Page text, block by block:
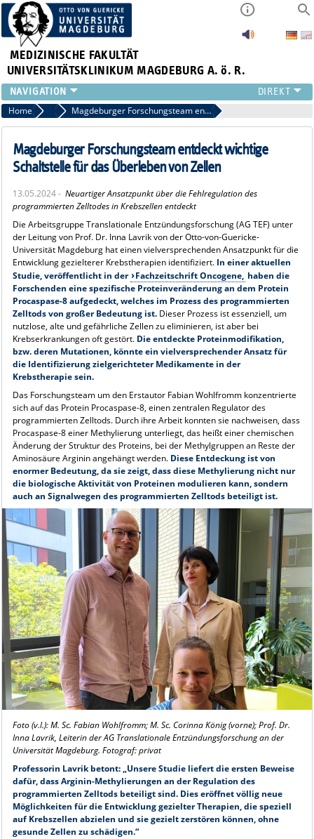
MEDIZINISCHE FAKULTÄT
UNIVERSITÄTSKLINIKUM MAGDEBURG A. ö. R.
INSTITUTE
KLINIKEN
ZENTRALE EINRICHTUNGEN
FORSCHUNG
ÜBER UNS
INTERNATIONAL
INTRANET
Home Archiv 2024 News Magdeburger Forschungsteam entdeckt wichtige Schaltstelle für das Überleben von Zellen
Magdeburger Forschungsteam entdeckt wichtige
Schaltstelle für das Überleben von Zellen
13.05.2024 - Neuartiger Ansatzpunkt über die Fehlregulation des
programmierten Zelltodes in Krebszellen entdeckt
Die Arbeitsgruppe Translationale Entzündungsforschung (AG TEF) unter
der Leitung von Prof. Dr. Inna Lavrik von der Otto-von-Guericke-
Universität Magdeburg hat einen vielversprechenden Ansatzpunkt für die
Entwicklung gezielterer Krebstherapien identifiziert. In einer aktuellen
Studie, veröffentlicht in der Fachzeitschrift Oncogene, haben die
Forschenden eine spezifische Proteinveränderung an dem Protein
Procaspase-8 aufgedeckt, welches im Prozess des programmierten
Zelltods von großer Bedeutung ist.Dieser Prozess ist essenziell, um
nutzlose, alte und gefährliche Zellen zu eliminieren, ist aber bei
Krebserkrankungen oft gestört. Die entdeckte Proteinmodifikation,
bzw. deren Mutationen, könnte ein vielversprechender Ansatz für
die Identifizierung zielgerichteter Medikamente in der
Krebstherapie sein.
Das Forschungsteam um den Erstautor Fabian Wohlfromm konzentrierte
sich auf das Protein Procaspase-8, einen zentralen Regulator des
programmierten Zelltods. Durch ihre Arbeit konnten sie nachweisen, dass
Procaspase-8 einer Methylierung unterliegt, das heißt einer chemischen
Änderung der Struktur des Proteins, bei der Methylgruppen an Reste der
Aminosäure Arginin angehängt werden. Diese Entdeckung ist von
enormer Bedeutung, da sie zeigt, dass diese Methylierung nicht nur
die biologische Aktivität von Proteinen modulieren kann, sondern
auch an Signalwegen des programmierten Zelltods beteiligt ist.
Foto (v.l.): M. Sc. Fabian Wohlfromm; M. Sc. Corinna König (vorne); Prof. Dr.
Inna Lavrik, Leiterin der AG Translationale Entzündungsforschung an der
Universität Magdeburg. Fotograf: privat
Professorin Lavrik betont: „Unsere Studie liefert die ersten Beweise
dafür, dass Arginin-Methylierungen an der Regulation des
programmierten Zelltods beteiligt sind. Dies eröffnet völlig neue
Möglichkeiten für die Entwicklung gezielter Therapien, die speziell
auf Krebszellen abzielen und sie gezielt zerstören können, ohne
gesunde Zellen zu schädigen.“